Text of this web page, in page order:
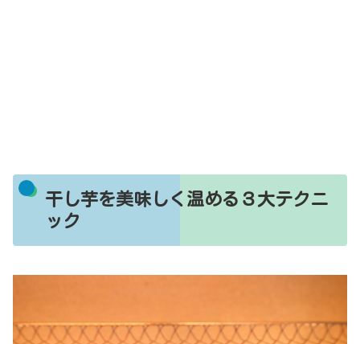
干し芋を美味しく温める３大テクニ
ック